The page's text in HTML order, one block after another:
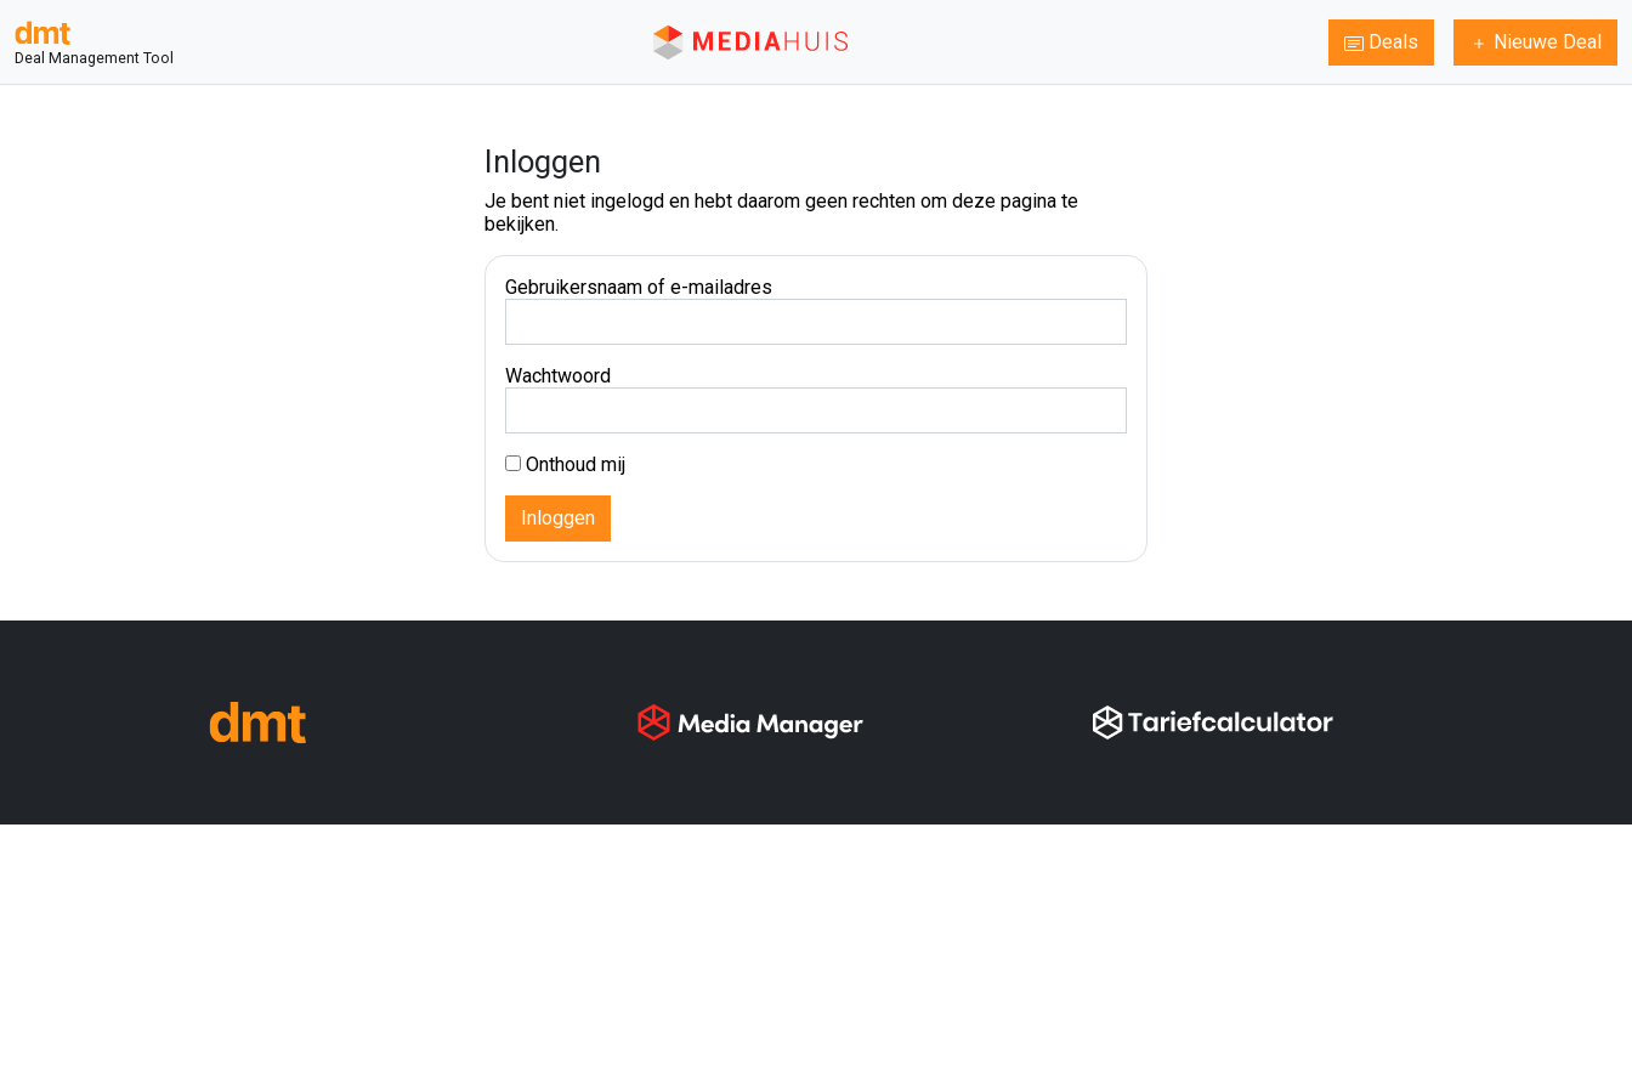
Deal Management Tool
Deals Nieuwe Deal
Inloggen
Je bent niet ingelogd en hebt daarom geen rechten om deze pagina te
bekijken.
Gebruikersnaam of e-mailadres
Wachtwoord
Onthoud mij